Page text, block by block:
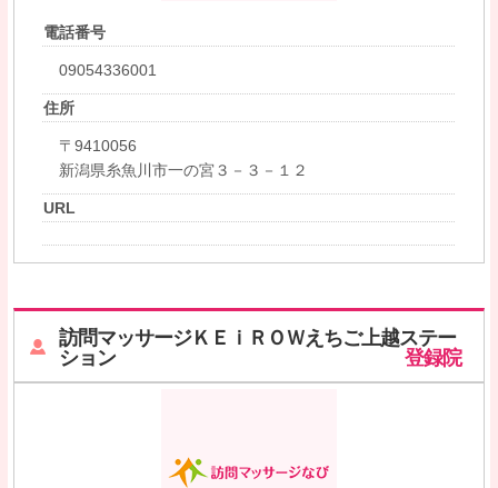
電話番号
09054336001
住所
〒9410056
新潟県糸魚川市一の宮３－３－１２
URL
訪問マッサージＫＥｉＲＯＷえちご上越ステー
ション
登録院